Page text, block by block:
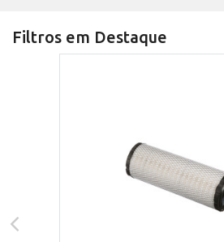
Filtros em Destaque